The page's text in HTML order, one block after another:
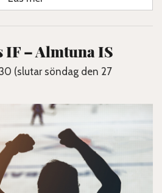
IF – Almtuna IS
(slutar söndag den 27